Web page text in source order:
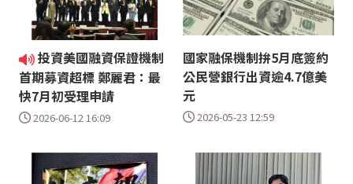
投資美國融資保證機制
首期募資超標 鄭麗君：最
快7月初受理申請
2026-06-12 16:09
國家融保機制拚5月底簽約
公民營銀行出資逾4.7億美
元
2026-05-23 12:59